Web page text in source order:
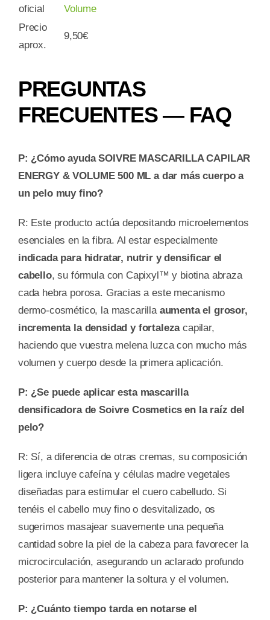
oficial
Volume
Precio
aprox.
9,50€
PREGUNTAS
FRECUENTES — FAQ
P: ¿Cómo ayuda SOIVRE MASCARILLA CAPILAR
ENERGY & VOLUME 500 ML a dar más cuerpo a
un pelo muy fino?
R: Este producto actúa depositando microelementos
esenciales en la fibra. Al estar especialmente
indicada para hidratar, nutrir y densificar el
cabello, su fórmula con Capixyl™ y biotina abraza
cada hebra porosa. Gracias a este mecanismo
dermo-cosmético, la mascarilla aumenta el grosor,
incrementa la densidad y fortalezacapilar,
haciendo que vuestra melena luzca con mucho más
volumen y cuerpo desde la primera aplicación.
P: ¿Se puede aplicar esta mascarilla
densificadora de Soivre Cosmetics en la raíz del
pelo?
R: Sí, a diferencia de otras cremas, su composición
ligera incluye cafeína y células madre vegetales
diseñadas para estimular el cuero cabelludo. Si
tenéis el cabello muy fino o desvitalizado, os
sugerimos masajear suavemente una pequeña
cantidad sobre la piel de la cabeza para favorecer la
microcirculación, asegurando un aclarado profundo
posterior para mantener la soltura y el volumen.
P: ¿Cuánto tiempo tarda en notarse el